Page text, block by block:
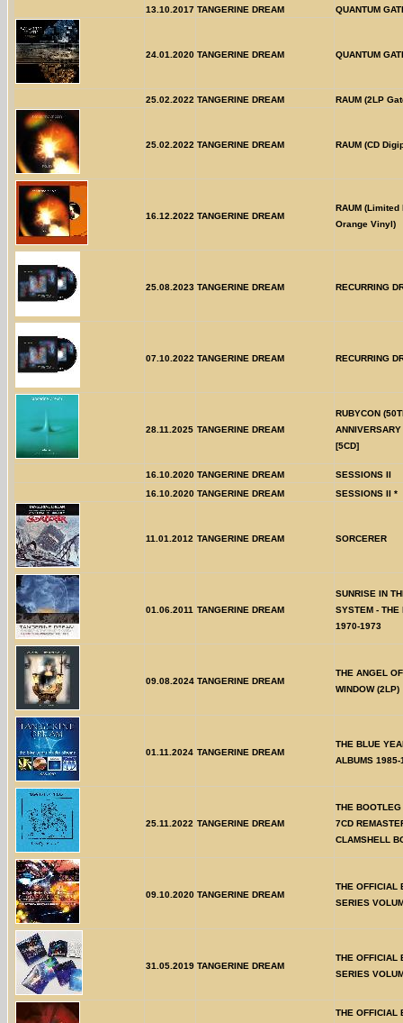
13.10.2017 TANGERINE DREAM QUANTUM
24.01.2020 TANGERINE DREAM QUANTUM
25.02.2022 TANGERINE DREAM RAUM (2LP
25.02.2022 TANGERINE DREAM RAUM (CD
16.12.2022 TANGERINE DREAM
RAUM (Limited
Orange Vinyl)
25.08.2023 TANGERINE DREAM RECURRING
07.10.2022 TANGERINE DREAM RECURRING
28.11.2025 TANGERINE DREAM
RUBYCON
[5CD]
16.10.2020 TANGERINE DREAM
SESSIONS II
16.10.2020 TANGERINE DREAM SESSIONS II *
11.01.2012 TANGERINE DREAM SORCERER
01.06.2011 TANGERINE DREAM
SUNRISE IN
SYSTEM - THE
1970-1973
09.08.2024 TANGERINE DREAM
THE ANGEL
WINDOW (2LP)
01.11.2024 TANGERINE DREAM
THE BLUE
ALBUMS 1985-
25.11.2022 TANGERINE DREAM
THE
7CD
CLAMSHELL
09.10.2020 TANGERINE DREAM
THE OFFICIAL
SERIES
31.05.2019 TANGERINE DREAM
THE OFFICIAL
SERIES
THE OFFICIAL